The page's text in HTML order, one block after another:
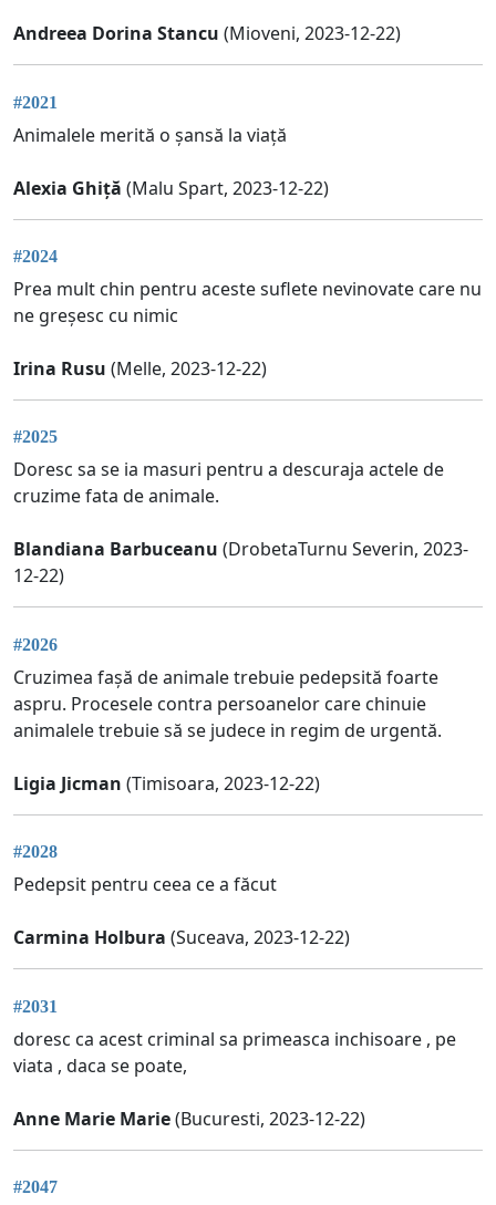
Andreea Dorina Stancu (Mioveni, 2023-12-22)
#2021
Animalele merită o șansă la viață
Alexia Ghiță (Malu Spart, 2023-12-22)
#2024
Prea mult chin pentru aceste suflete nevinovate care nu
ne greșesc cu nimic
Irina Rusu (Melle, 2023-12-22)
#2025
Doresc sa se ia masuri pentru a descuraja actele de
cruzime fata de animale.
Blandiana Barbuceanu (DrobetaTurnu Severin, 2023-
12-22)
#2026
Cruzimea fașă de animale trebuie pedepsită foarte
aspru. Procesele contra persoanelor care chinuie
animalele trebuie să se judece in regim de urgentă.
Ligia Jicman (Timisoara, 2023-12-22)
#2028
Pedepsit pentru ceea ce a făcut
Carmina Holbura (Suceava, 2023-12-22)
#2031
doresc ca acest criminal sa primeasca inchisoare , pe
viata , daca se poate,
Anne Marie Marie(Bucuresti, 2023-12-22)
#2047